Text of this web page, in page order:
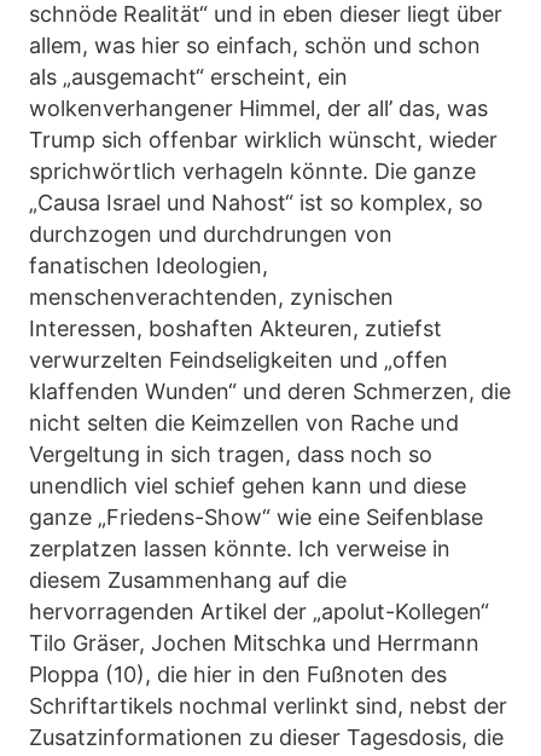
schnöde Realität“ und in eben dieser liegt über
allem, was hier so einfach, schön und schon
als „ausgemacht“ erscheint, ein
wolkenverhangener Himmel, der all’ das, was
Trump sich offenbar wirklich wünscht, wieder
sprichwörtlich verhageln könnte. Die ganze
„Causa Israel und Nahost“ ist so komplex, so
durchzogen und durchdrungen von
fanatischen Ideologien,
menschenverachtenden, zynischen
Interessen, boshaften Akteuren, zutiefst
verwurzelten Feindseligkeiten und „offen
klaffenden Wunden“ und deren Schmerzen, die
nicht selten die Keimzellen von Rache und
Vergeltung in sich tragen, dass noch so
unendlich viel schief gehen kann und diese
ganze „Friedens-Show“ wie eine Seifenblase
zerplatzen lassen könnte. Ich verweise in
diesem Zusammenhang auf die
hervorragenden Artikel der „apolut-Kollegen“
Tilo Gräser, Jochen Mitschka und Herrmann
Ploppa (10), die hier in den Fußnoten des
Schriftartikels nochmal verlinkt sind, nebst der
Zusatzinformationen zu dieser Tagesdosis, die